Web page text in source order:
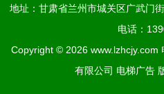
地址：甘肃省兰州市城关区广武门
电话：
Copyright © 2026 www.lzhcjy.com
有限公司 电梯广告